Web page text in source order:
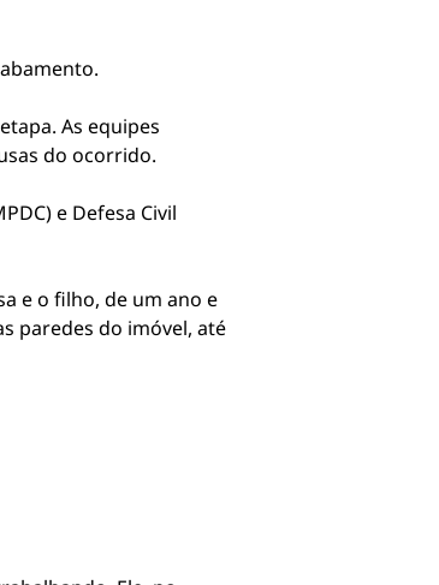
As equipes
do ocorrido.
e Defesa Civil
e o filho, de um ano e
paredes do imóvel, até